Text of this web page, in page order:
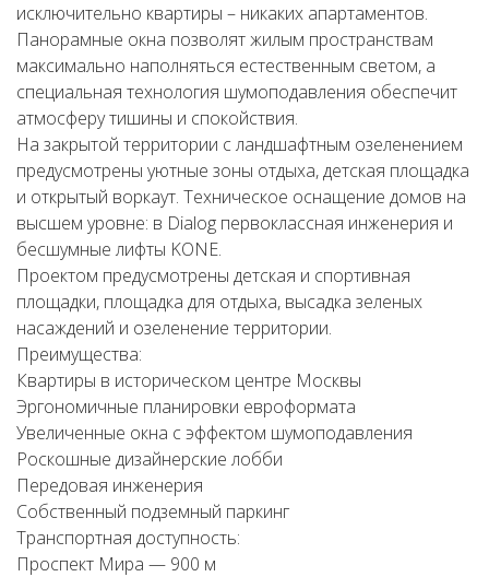
исключительно квартиры – никаких апартаментов.
Панорамные окна позволят жилым пространствам
максимально наполняться естественным светом, а
специальная технология шумоподавления обеспечит
атмосферу тишины и спокойствия.
На закрытой территории с ландшафтным озеленением
предусмотрены уютные зоны отдыха, детская площадка
и открытый воркаут. Техническое оснащение домов на
высшем уровне: в Dialog первоклассная инженерия и
бесшумные лифты KONE.
Проектом предусмотрены детская и спортивная
площадки, площадка для отдыха, высадка зеленых
насаждений и озеленение территории.
Преимущества:
Квартиры в историческом центре Москвы
Эргономичные планировки евроформата
Увеличенные окна с эффектом шумоподавления
Роскошные дизайнерские лобби
Передовая инженерия
Собственный подземный паркинг
Транспортная доступность:
Проспект Мира — 900 м